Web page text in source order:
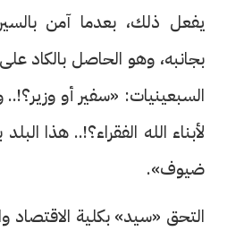
يفعل ذلك، بعدما آمن
بجانبه، وهو الحاصل بالكاد
السبعينيات: «سفير أو
لأبناء الله الفقراء؟!.. هذا
ضيوف».
التحق «سيد» بكلية الاقتصاد